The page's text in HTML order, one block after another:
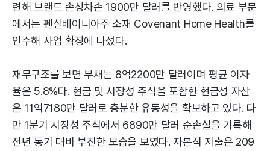
련해 브랜드 손상차손 1900만 달러를 반영했다. 의료 부문
에서는 펜실베이니아주 소재 Covenant Home Health를
인수해 사업 확장에 나섰다.
재무구조를 보면 부채는 8억2200만 달러이며 평균 이자
율은 5.8%다. 현금 및 시장성 주식을 포함한 현금성 자산
은 11억7180만 달러로 충분한 유동성을 확보하고 있다. 다
만 1분기 시장성 주식에서 6890만 달러 순손실을 기록해
전년 동기 대비 부진한 모습을 보였다. 자본적 지출은 209